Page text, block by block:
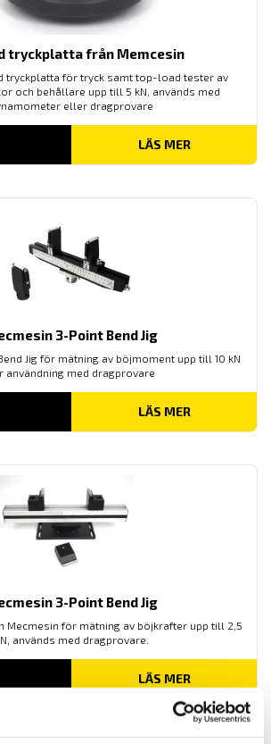
tryckplatta från Memcesin
tryckplatta för tryck samt top-load tester av
och behållare upp till 5 kN, används med
eller dragprovare
LÄS MER
3-Point Bend Jig
Jig för mätning av böjmoment upp till 10 kN
användning med dragprovare
LÄS MER
3-Point Bend Jig
Mecmesin för mätning av böjkrafter upp till 2,5
används med dragprovare.
LÄS MER